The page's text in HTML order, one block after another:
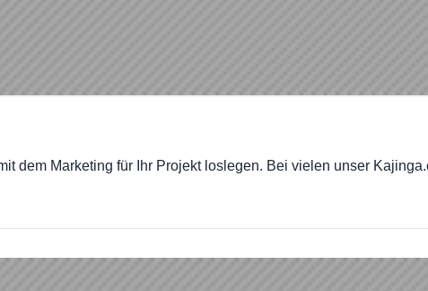
dem Marketing für Ihr Projekt loslegen. Bei vielen unser